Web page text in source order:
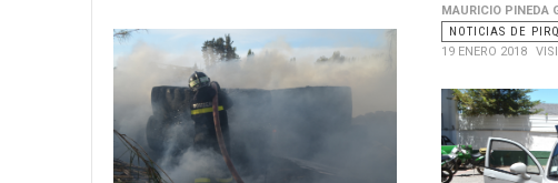
MAURICIO PINEDA
NOTICIAS DE
19 ENERO 2018